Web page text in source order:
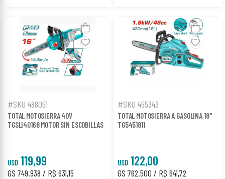
#SKU 488051
TOTAL MOTOSIERRA 40V
TGSLI40168 MOTOR SIN ESCOBILLAS
USD 119,99
GS 749.938 / R$ 631,15
#SKU 455343
TOTAL MOTOSIERRA A GASOLINA 18"
TG5451811
USD 122,00
GS 762.500 / R$ 641,72